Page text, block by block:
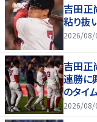
吉田正
粘り抜
2026/08/
吉田正
連勝
のタイ
た」
2026/08/